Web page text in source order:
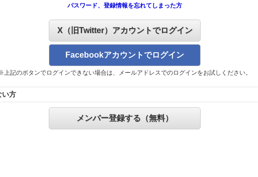
パスワード、登録情報を忘れてしまった方
X（旧Twitter）アカウントでログイン
Facebookアカウントでログイン
上記のボタンでログインできない場合は、メールアドレスでのログインをお試しください。
い方
メンバー登録する（無料）